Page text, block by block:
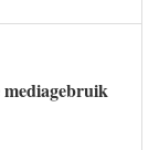
mediagebruik